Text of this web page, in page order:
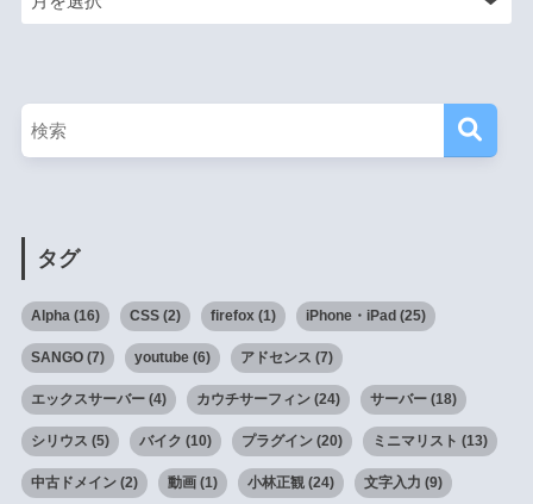
タグ
Alpha (16) CSS(2) firefox (1) iPhone・iPad(25)
SANGO(7) youtube(6) アドセンス (7)
エックスサーバー(4) カウチサーフィン(24) サーバー(18)
シリウス (5) バイク (10) プラグイン(20) ミニマリスト (13)
中古ドメイン(2) 動画(1) 小林正観(24) 文字入力 (9)